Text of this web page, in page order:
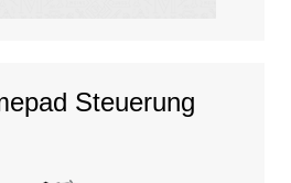
Steuerung